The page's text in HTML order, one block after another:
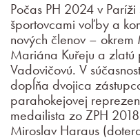
Počas PH 2024 v
športovcami voľby a
nových členov –
Mariána Kuřeju a zlatú
Vadovičovú. V
dopĺňa dvojica
parahokejovej
medailista zo ZPH
Miroslav Haraus